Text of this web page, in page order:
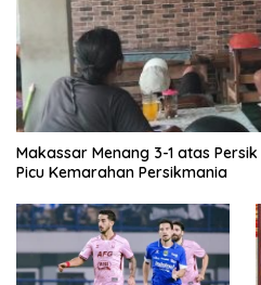
Makassar Menang 3-1 atas
Picu Kemarahan Persikmania